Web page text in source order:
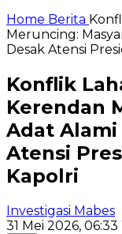
Home Berita
Meruncing:
Desak Atensi
Konflik
Kerendan
Adat
Atensi
Kapolri
Investigasi Mabes
31 Mei 2026,